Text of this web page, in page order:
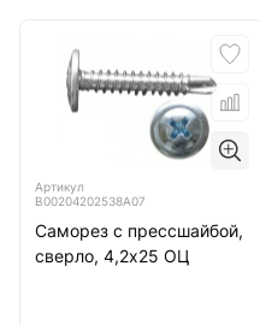
Артикул
B00204202538A07
Саморез с прессшайбой,
сверло, 4,2х25 ОЦ